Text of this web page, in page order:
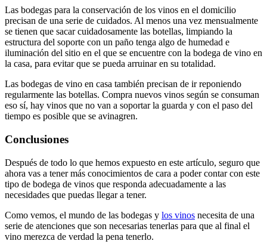
Las bodegas para la conservación de los vinos en el domicilio
precisan de una serie de cuidados. Al menos una vez mensualmente
se tienen que sacar cuidadosamente las botellas, limpiando la
estructura del soporte con un paño tenga algo de humedad e
iluminación del sitio en el que se encuentre con la bodega de vino en
la casa, para evitar que se pueda arruinar en su totalidad.
Las bodegas de vino en casa también precisan de ir reponiendo
regularmente las botellas. Compra nuevos vinos según se consuman
eso sí, hay vinos que no van a soportar la guarda y con el paso del
tiempo es posible que se avinagren.
Conclusiones
Después de todo lo que hemos expuesto en este artículo, seguro que
ahora vas a tener más conocimientos de cara a poder contar con este
tipo de bodega de vinos que responda adecuadamente a las
necesidades que puedas llegar a tener.
Como vemos, el mundo de las bodegas y los vinos necesita de una
serie de atenciones que son necesarias tenerlas para que al final el
vino merezca de verdad la pena tenerlo.